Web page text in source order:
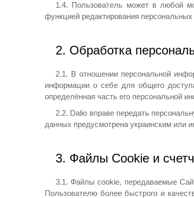
1.4. Пользователь может в любой
функцией редактирования
2. Обработка
2.1. В отношении персональной
информации о себе для общего
определённая часть его персональной
2.2. Dalio вправе передать
данных предусмотрена украинским или
3. Файлы Cookie и
3.1. Файлы cookie, передаваемые
Пользователю более быстрого и